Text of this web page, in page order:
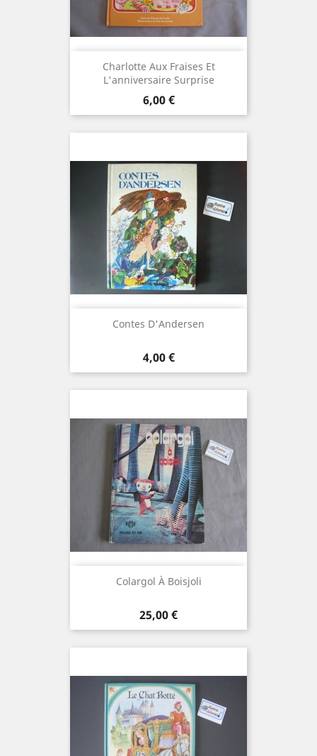
Charlotte Aux Fraises Et
L'anniversaire Surprise
Prix
6,00 €
Contes D'Andersen
Prix
4,00 €
Colargol À Boisjoli
Prix
25,00 €